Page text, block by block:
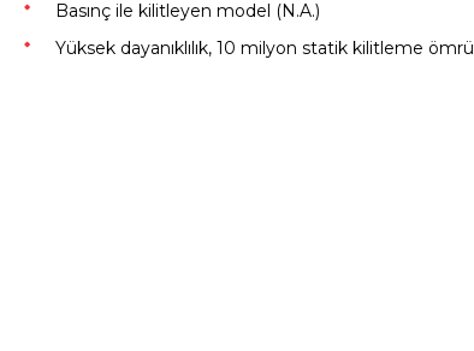
Basınç ile kilitleyen model (N.A.)
Yüksek dayanıklılık, 10 milyon statik kilitleme ömrü